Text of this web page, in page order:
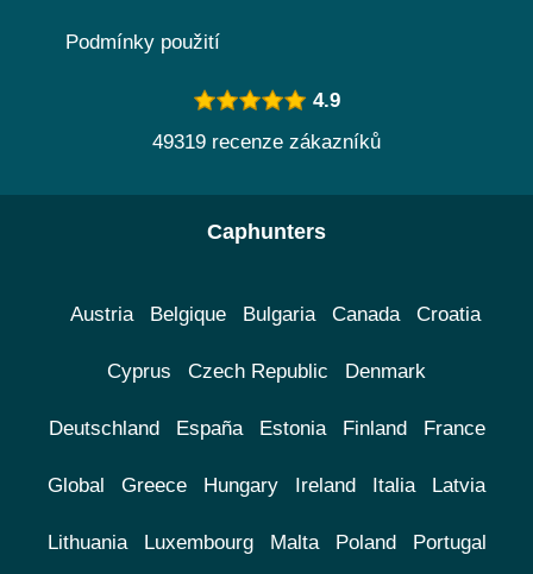
Podmínky použití
4.9
49319 recenze zákazníků
Caphunters
Austria Belgique Bulgaria Canada Croatia
Cyprus Czech Republic Denmark
Deutschland España Estonia Finland France
Global Greece Hungary Ireland Italia Latvia
Lithuania Luxembourg Malta Poland Portugal